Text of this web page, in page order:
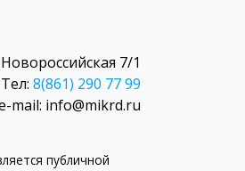
7/1
Тел: 8(861) 290 77 99
mail: info@mikrd.ru
публичной